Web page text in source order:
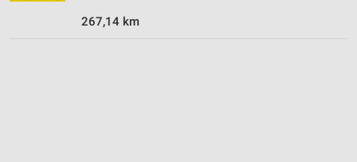
267,14 km